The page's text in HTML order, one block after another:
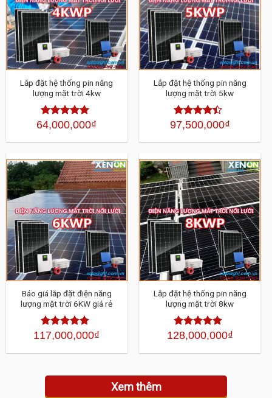
Lắp đặt hệ thống pin năng
lượng mặt trời 4kw
Được xếp
5 sao
64,000,000₫
Lắp đặt hệ thống pin năng
lượng mặt trời 5kw
Được xếp
5 sao
97,500,000₫
Báo giá lắp đặt điện năng
lượng mặt trời 6KW giá rẻ
Được xếp
5 sao
117,000,000₫
Lắp đặt hệ thống pin năng
lượng mặt trời 8kw
Được xếp
sao
128,000,000₫
Xem thêm